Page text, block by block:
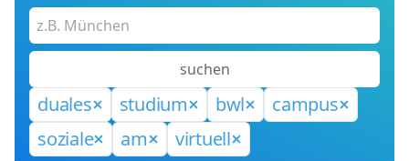
suchen
duales studium bwl
campus
soziale
am virtuell